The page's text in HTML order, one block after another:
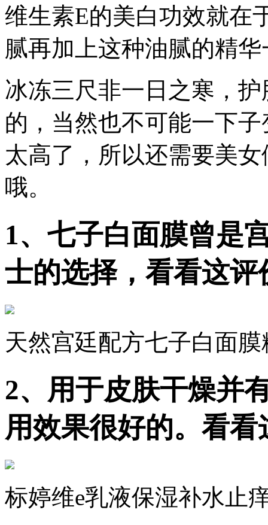
维生素E的美白功效就在
腻再加上这种油腻的精
冰冻三尺非一日之寒，
的，当然也不可能一下
太高了，所以还需要美
哦。
1、七子白面膜曾是
士的选择，看看这
天然宫廷配方七子白面
2、用于皮肤干燥并
用效果很好的。看
标婷维e乳液保湿补水止